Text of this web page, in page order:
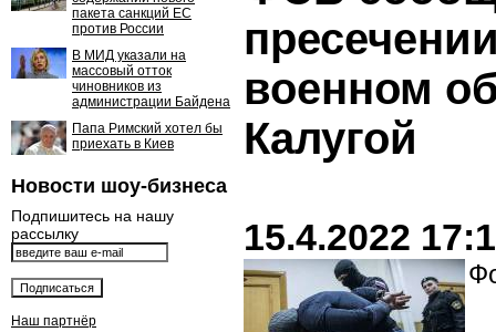
пакета санкций ЕС
против России
В МИД указали на
массовый отток
чиновников из
администрации Байдена
Папа Римский хотел бы
приехать в Киев
Новости шоу-бизнеса
Подпишитесь на нашу
рассылку
Наш партнёр
военном
Калугой
15.4.2022